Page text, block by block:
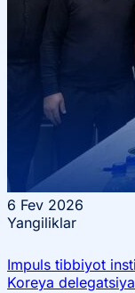
6 Fev 2026
Yangiliklar
Impuls tibbiyot
Koreya